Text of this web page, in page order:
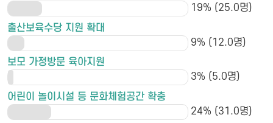
19% (25.0명)
출산보육수당 지원 확대
9% (12.0명)
보모 가정방문 육아지원
3% (5.0명)
어린이 놀이시설 등 문화체험공간 확충
24% (31.0명)